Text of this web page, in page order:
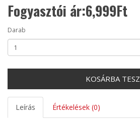
Fogyasztói ár:6,999Ft
Darab
KOSÁRBA TESZ
Leírás Értékelések (0)